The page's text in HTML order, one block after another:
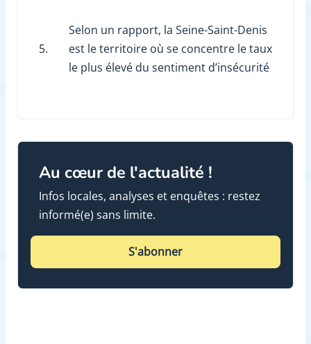
5.
Selon un rapport, la Seine-Saint-Denis
est le territoire où se concentre le taux
le plus élevé du sentiment d’insécurité
Au cœur de l'actualité !
Infos locales, analyses et enquêtes : restez
informé(e) sans limite.
S'abonner